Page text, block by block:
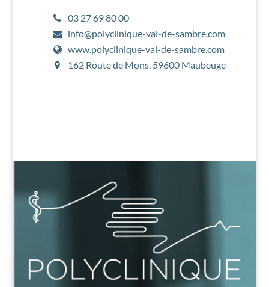
03 27 69 80 00
info@polyclinique-val-de-sambre.com
www.polyclinique-val-de-sambre.com
162 Route de Mons, 59600 Maubeuge